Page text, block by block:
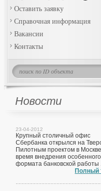
Оставить заявку
Справочная информация
Вакансии
Контакты
Новости
23-04-2012
Крупный столичный офис
Сбербанка открылся на
Пилотным проектом в
время внедрения особенного
формата банковской работы
Полный